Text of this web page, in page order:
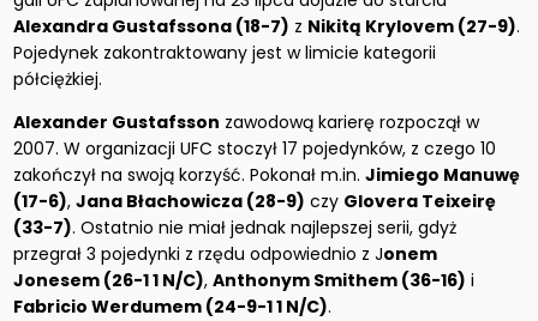
Alexandra Gustafssona (18-7) z Nikitą Krylovem (27-9).
Pojedynek zakontraktowany jest w limicie kategorii
półciężkiej.
Alexander Gustafsson zawodową karierę rozpoczął w
2007. W organizacji UFC stoczył 17 pojedynków, z czego 10
zakończył na swoją korzyść. Pokonał m.in.Jimiego Manuwę
(17-6),Jana Błachowicza (28-9) czy Glovera Teixeirę
(33-7). Ostatnio nie miał jednak najlepszej serii, gdyż
przegrał 3 pojedynki z rzędu odpowiednio z Jonem
Jonesem (26-1 1 N/C),Anthonym Smithem (36-16) i
Fabricio Werdumem (24-9-1 1 N/C).